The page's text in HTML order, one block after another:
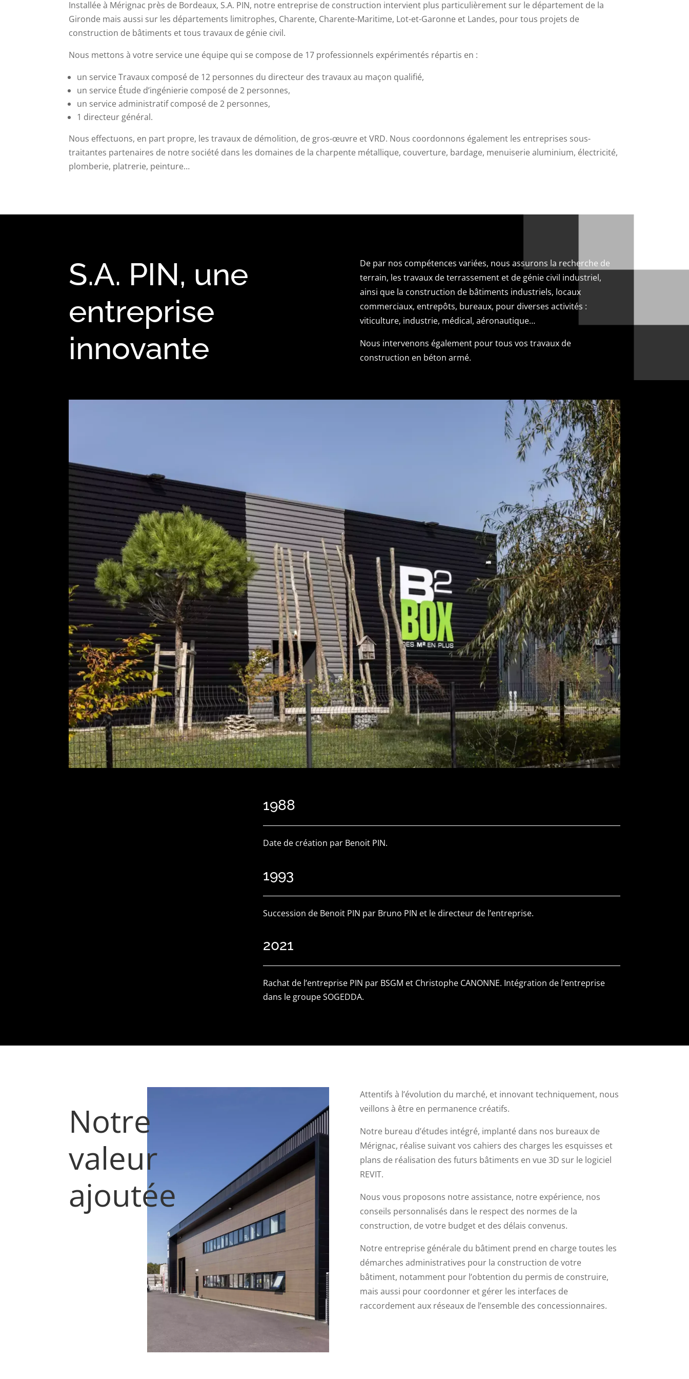
Installée à Mérignac près de Bordeaux, S.A. PIN, notre entreprise de construction intervient plus particulièrement sur le département de la
Gironde mais aussi sur les départements limitrophes, Charente, Charente-Maritime, Lot-et-Garonne et Landes, pour tous projets de
construction de bâtiments et tous travaux de génie civil.
Nous mettons à votre service une équipe qui se compose de 17 professionnels expérimentés répartis en :
un service Travaux composé de 12 personnes du directeur des travaux au maçon qualifié,
un service Étude d’ingénierie composé de 2 personnes,
un service administratif composé de 2 personnes,
1 directeur général.
Nous effectuons, en part propre, les travaux de démolition, de gros-œuvre et VRD. Nous coordonnons également les entreprises sous-
traitantes partenaires de notre société dans les domaines de la charpente métallique, couverture, bardage, menuiserie aluminium, électricité,
plomberie, platrerie, peinture…
S.A. PIN, une
entreprise
innovante
De par nos compétences variées, nous assurons la recherche de
terrain, les travaux de terrassement et de génie civil industriel,
ainsi que la construction de bâtiments industriels, locaux
commerciaux, entrepôts, bureaux, pour diverses activités :
viticulture, industrie, médical, aéronautique…
Nous intervenons également pour tous vos travaux de
construction en béton armé.
1988
Date de création par Benoit PIN.
1993
Succession de Benoit PIN par Bruno PIN et le directeur de l’entreprise.
2021
Rachat de l’entreprise PIN par BSGM et Christophe CANONNE. Intégration de l’entreprise
dans le groupe SOGEDDA.
Notre
valeur
ajoutée
Attentifs à l’évolution du marché, et innovant techniquement, nous
veillons à être en permanence créatifs.
Notre bureau d’études intégré, implanté dans nos bureaux de
Mérignac, réalise suivant vos cahiers des charges les esquisses et
plans de réalisation des futurs bâtiments en vue 3D sur le logiciel
REVIT.
Nous vous proposons notre assistance, notre expérience, nos
conseils personnalisés dans le respect des normes de la
construction, de votre budget et des délais convenus.
Notre entreprise générale du bâtiment prend en charge toutes les
démarches administratives pour la construction de votre
bâtiment, notamment pour l’obtention du permis de construire,
mais aussi pour coordonner et gérer les interfaces de
raccordement aux réseaux de l’ensemble des concessionnaires.